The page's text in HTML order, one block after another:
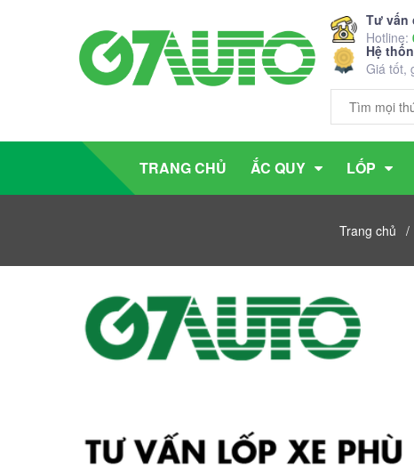
Tư vấn
Hotline:
Hệ
Giá tốt,
TRANG CHỦ ẮC QUY LỐP
Trang chủ /